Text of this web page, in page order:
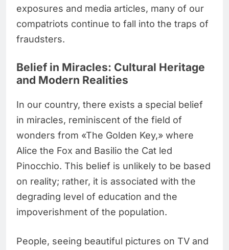
exposures and media articles, many of our
compatriots continue to fall into the traps of
fraudsters.
Belief in Miracles: Cultural Heritage
and Modern Realities
In our country, there exists a special belief
in miracles, reminiscent of the field of
wonders from «The Golden Key,» where
Alice the Fox and Basilio the Cat led
Pinocchio. This belief is unlikely to be based
on reality; rather, it is associated with the
degrading level of education and the
impoverishment of the population.
People, seeing beautiful pictures on TV and